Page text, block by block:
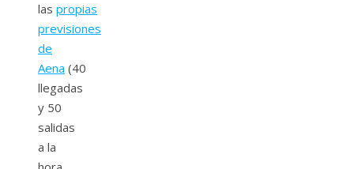
las propias
previsiones
de
Aena (40
llegadas
y 50
salidas
a la